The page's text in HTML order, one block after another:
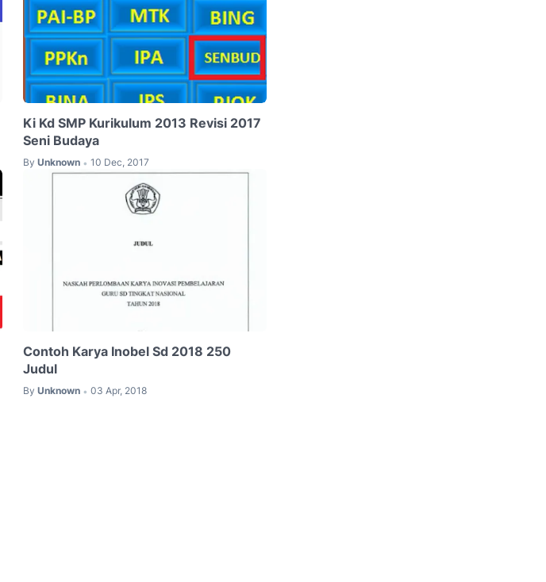
Ki Kd SMP Kurikulum 2013 Revisi 2017
Seni Budaya
By Unknown • 10 Dec, 2017
Contoh Karya Inobel Sd 2018 250
Judul
By Unknown • 03 Apr, 2018